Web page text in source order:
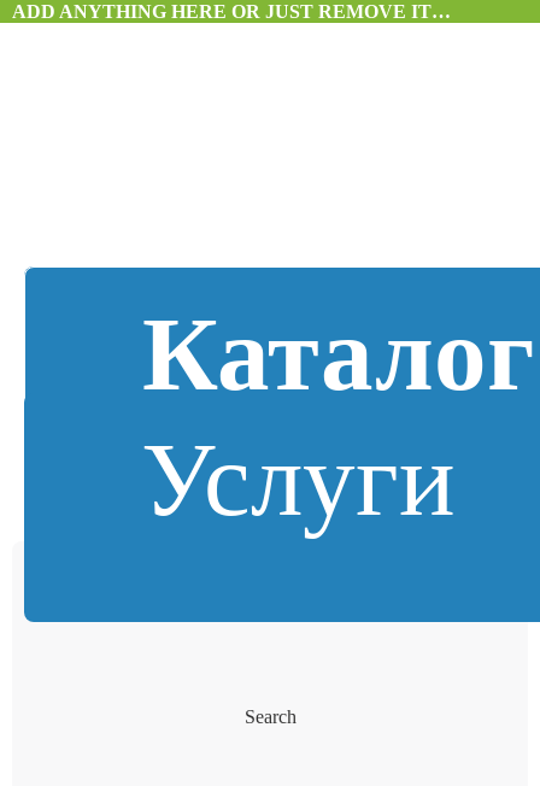
ADD ANYTHING HERE OR JUST REMOVE IT…
Каталог
Услуги
Search